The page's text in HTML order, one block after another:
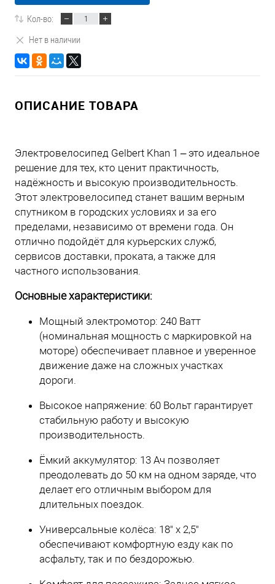
Кол-во:
Нет в наличии
ОПИСАНИЕ ТОВАРА
Электровелосипед Gelbert Khan 1 – это идеальное
решение для тех, кто ценит практичность,
надёжность и высокую производительность.
Этот электровелосипед станет вашим верным
спутником в городских условиях и за его
пределами, независимо от времени года. Он
отлично подойдёт для курьерских служб,
сервисов доставки, проката, а также для
частного использования.
Основные характеристики:
Мощный электромотор: 240 Ватт
(номинальная мощность с маркировкой на
моторе) обеспечивает плавное и уверенное
движение даже на сложных участках
дороги.
Высокое напряжение: 60 Вольт гарантирует
стабильную работу и высокую
производительность.
Ёмкий аккумулятор: 13 Ач позволяет
преодолевать до 50 км на одном заряде, что
делает его отличным выбором для
длительных поездок.
Универсальные колёса: 18" х 2,5"
обеспечивают комфортную езду как по
асфальту, так и по бездорожью.